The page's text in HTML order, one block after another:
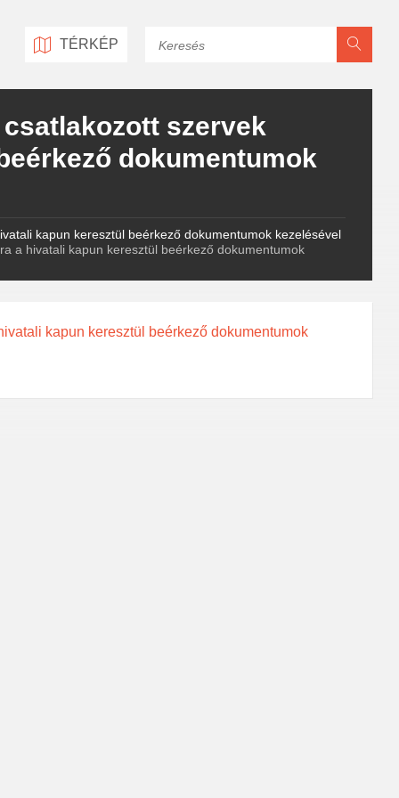
TÉRKÉP
szervek
dokumentumok
kapun keresztül beérkező dokumentumok kezelésével
a hivatali kapun keresztül beérkező dokumentumok
kapun keresztül beérkező dokumentumok